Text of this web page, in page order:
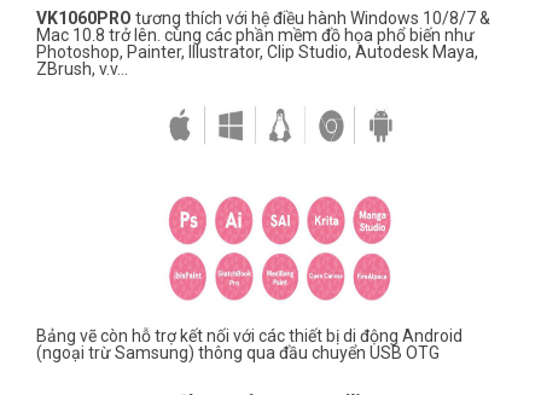
VK1060PRO tương thích với hệ điều hành Windows 10/8/7 &
Mac 10.8 trở lên. cùng các phần mềm đồ họa phổ biến như
Photoshop, Painter, Illustrator, Clip Studio, Autodesk Maya,
ZBrush, v.v…
Bảng vẽ còn hỗ trợ kết nối với các thiết bị di động Android
(ngoại trừ Samsung) thông qua đầu chuyển USB OTG